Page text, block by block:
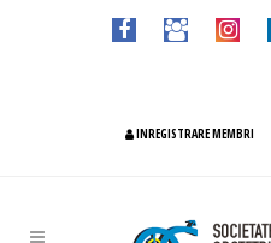
INREGISTRARE MEMBRI